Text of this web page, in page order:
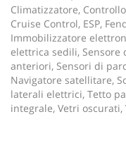
Climatizzatore,
Cruise Control, ESP,
Immobilizzatore
elettrica sedili, Sensore
anteriori, Sensori di
Navigatore satellitare,
laterali elettrici, Tetto
integrale, Vetri